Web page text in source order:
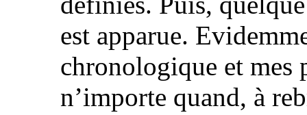
est apparue.
chronologique et mes
n’importe quand, à